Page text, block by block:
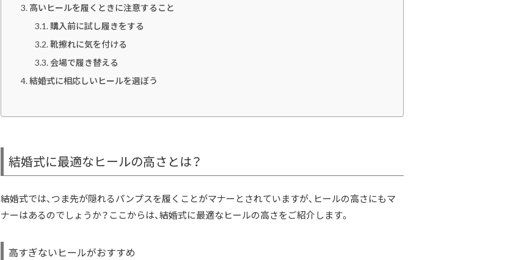
高いヒールを履くときに注意すること
購入前に試し履きをする
靴擦れに気を付ける
会場で履き替える
結婚式に相応しいヒールを選ぼう
結婚式に最適なヒールの高さとは？
結婚式では、つま先が隠れるパンプスを履くことがマナーとされていますが、ヒールの高さにもマ
ナーはあるのでしょうか？ここからは、結婚式に最適なヒールの高さをご紹介します。
高すぎないヒールがおすすめ